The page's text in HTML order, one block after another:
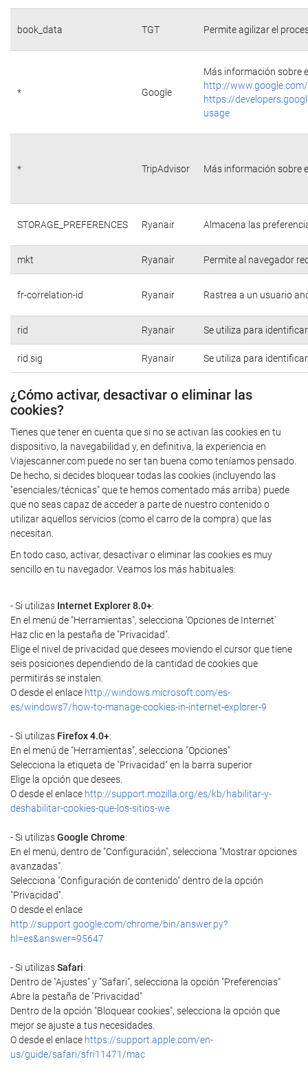
book_data TGT Permite agilizar el
* Google
Más información sobre
http://
https://
usage
* TripAdvisor Más información sobre
STORAGE_PREFERENCES Ryanair Almacena las
mkt Ryanair Permite al navegador
fr-correlation-id Ryanair Rastrea a un usuario
rid Ryanair Se utiliza para
rid.sig Ryanair Se utiliza para
¿Cómo activar, desactivar o eliminar las
cookies?
Tienes que tener en cuenta que si no se activan las cookies en tu
dispositivo, la navegabilidad y, en definitiva, la experiencia en
Viajescanner.com puede no ser tan buena como teníamos pensado.
De hecho, si decides bloquear todas las cookies (incluyendo las
"esenciales/técnicas" que te hemos comentado más arriba) puede
que no seas capaz de acceder a parte de nuestro contenido o
utilizar aquellos servicios (como el carro de la compra) que las
necesitan.
En todo caso, activar, desactivar o eliminar las cookies es muy
sencillo en tu navegador. Veamos los más habituales:
- Si utilizas Internet Explorer 8.0+:
En el menú de "Herramientas", selecciona 'Opciones de Internet'
Haz clic en la pestaña de "Privacidad".
Elige el nivel de privacidad que desees moviendo el cursor que tiene
seis posiciones dependiendo de la cantidad de cookies que
permitirás se instalen.
O desde el enlace http://windows.microsoft.com/es-
es/windows7/how-to-manage-cookies-in-internet-explorer-9
- Si utilizas Firefox 4.0+:
En el menú de "Herramientas", selecciona "Opciones"
Selecciona la etiqueta de "Privacidad" en la barra superior
Elige la opción que desees.
O desde el enlace http://support.mozilla.org/es/kb/habilitar-y-
deshabilitar-cookies-que-los-sitios-we
- Si utilizasGoogle Chrome:
En el menú, dentro de "Configuración", selecciona "Mostrar opciones
avanzadas".
Selecciona "Configuración de contenido" dentro de la opción
"Privacidad".
O desde el enlace
http://support.google.com/chrome/bin/answer.py?
hl=es&answer=95647
- Si utilizasSafari:
Dentro de "Ajustes" y "Safari", selecciona la opción "Preferencias"
Abre la pestaña de "Privacidad"
Dentro de la opción "Bloquear cookies", selecciona la opción que
mejor se ajuste a tus necesidades.
O desde el enlace https://support.apple.com/en-
us/guide/safari/sfri11471/mac